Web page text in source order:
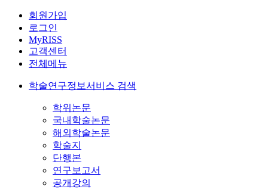
회원가입
로그인
MyRISS
고객센터
전체메뉴
학술연구정보서비스 검색
학위논문
국내학술논문
해외학술논문
학술지
단행본
연구보고서
공개강의